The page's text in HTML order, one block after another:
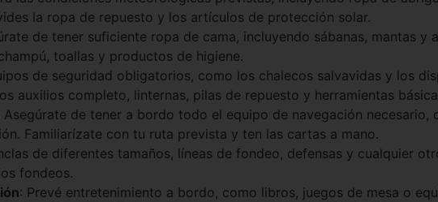
la ropa de repuesto y los artículos de protección solar.
de tener suficiente ropa de cama, incluyendo sábanas, mantas y
toallas y productos de higiene.
de seguridad obligatorios, como los chalecos salvavidas y los
auxilios completo, linternas, pilas de repuesto y herramientas
Asegúrate de tener a bordo todo el equipo de navegación necesario,
Familiarízate con tu ruta prevista y ten las cartas a mano.
de diferentes tamaños, líneas de fondeo, defensas y cualquier
fondeos.
: Prevé entretenimiento a bordo, como libros, juegos de mesa o